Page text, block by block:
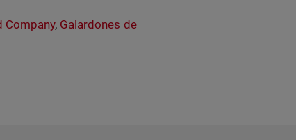
Company, Galardones de